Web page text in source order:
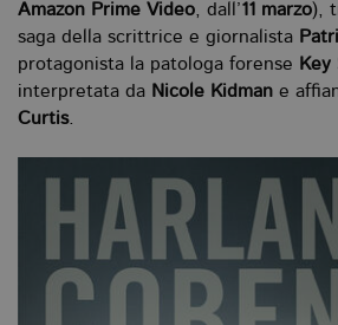
Amazon Prime Video, dall’11 marzo),
saga della scrittrice e giornalista
protagonista la patologa forense
interpretata da Nicole Kidman e
Curtis.